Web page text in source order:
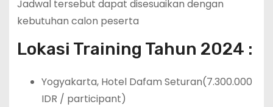
Jadwal tersebut dapat disesuaikan dengan
kebutuhan calon peserta
Lokasi Training Tahun 2024 :
Yogyakarta, Hotel Dafam Seturan(7.300.000
IDR / participant)